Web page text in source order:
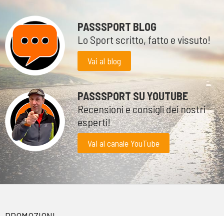
PASSSPORT BLOG
Lo Sport scritto, fatto e vissuto!
Vai al blog
PASSSPORT SU YOUTUBE
Recensioni e consigli dei nostri
esperti!
Vai al canale YouTube